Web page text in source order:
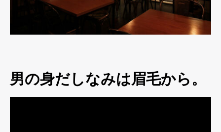
男の身だしなみは眉毛から。